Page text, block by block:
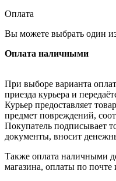
Оплата
Вы можете выбрать один
Оплата наличными
При выборе варианта
приезда курьера и
Курьер предоставляет
предмет повреждений,
Покупатель подписывает
документы, вносит
Также оплата наличными
магазина, оплаты по почте